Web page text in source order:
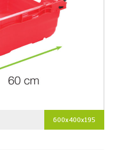
600x400x195